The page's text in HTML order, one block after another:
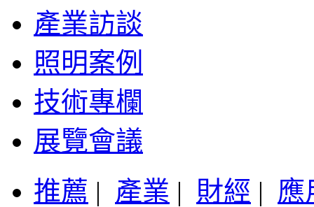
產業訪談
照明案例
技術專欄
展覽會議
推薦 | 產業 | 財經 | 應